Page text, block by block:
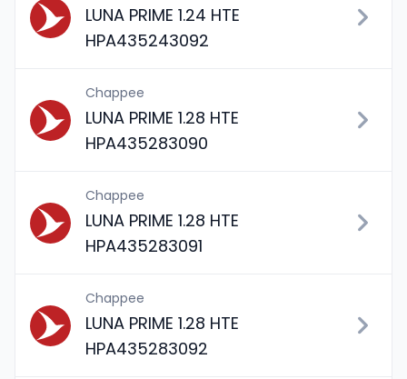
LUNA PRIME 1.24 HTE
HPA435243092
Chappee
LUNA PRIME 1.28 HTE
HPA435283090
Chappee
LUNA PRIME 1.28 HTE
HPA435283091
Chappee
LUNA PRIME 1.28 HTE
HPA435283092